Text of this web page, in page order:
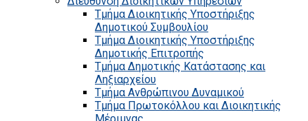
Τμήμα Διοικητικής Υποστήριξης
Δημοτικού Συμβουλίου
Τμήμα Διοικητικής Υποστήριξης
Δημοτικής Επιτροπής
Τμήμα Δημοτικής Κατάστασης και
Ληξιαρχείου
Τμήμα Ανθρώπινου Δυναμικού
Τμήμα Πρωτοκόλλου και Διοικητικής